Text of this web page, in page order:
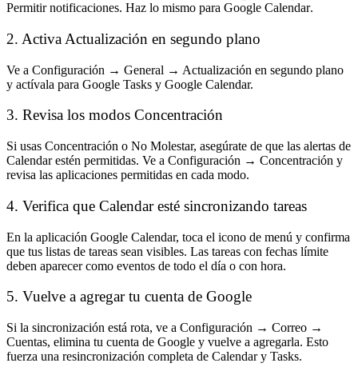
Permitir notificaciones. Haz lo mismo para Google Calendar.
2. Activa Actualización en segundo plano
Ve a Configuración → General → Actualización en segundo plano
y actívala para Google Tasks y Google Calendar.
3. Revisa los modos Concentración
Si usas Concentración o No Molestar, asegúrate de que las alertas de
Calendar estén permitidas. Ve a Configuración → Concentración y
revisa las aplicaciones permitidas en cada modo.
4. Verifica que Calendar esté sincronizando tareas
En la aplicación Google Calendar, toca el icono de menú y confirma
que tus listas de tareas sean visibles. Las tareas con fechas límite
deben aparecer como eventos de todo el día o con hora.
5. Vuelve a agregar tu cuenta de Google
Si la sincronización está rota, ve a Configuración → Correo →
Cuentas, elimina tu cuenta de Google y vuelve a agregarla. Esto
fuerza una resincronización completa de Calendar y Tasks.